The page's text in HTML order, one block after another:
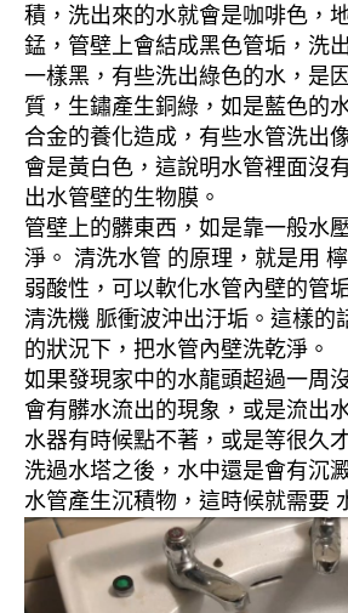
積，洗出來的水就會是咖啡色，
錳，管壁上會結成黑色管垢，洗
一樣黑，有些洗出綠色的水，是
質，生鏽產生銅綠，如是藍色的
合金的養化造成，有些水管洗出
會是黃白色，這說明水管裡面沒
出水管壁的生物膜。
管壁上的髒東西，如是靠一般水
淨。 清洗水管 的原理，就是用
弱酸性，可以軟化水管內壁的管
清洗機 脈衝波沖出汙垢。這樣的
的狀況下，把水管內壁洗乾淨。
如果發現家中的水龍頭超過一周
會有髒水流出的現象，或是流出
水器有時候點不著，或是等很久
洗過水塔之後，水中還是會有沉
水管產生沉積物，這時候就需要